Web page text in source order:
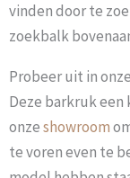
vinden door te
zoekbalk
Probeer uit in
Deze barkruk een
onzeshowroom
te voren even te